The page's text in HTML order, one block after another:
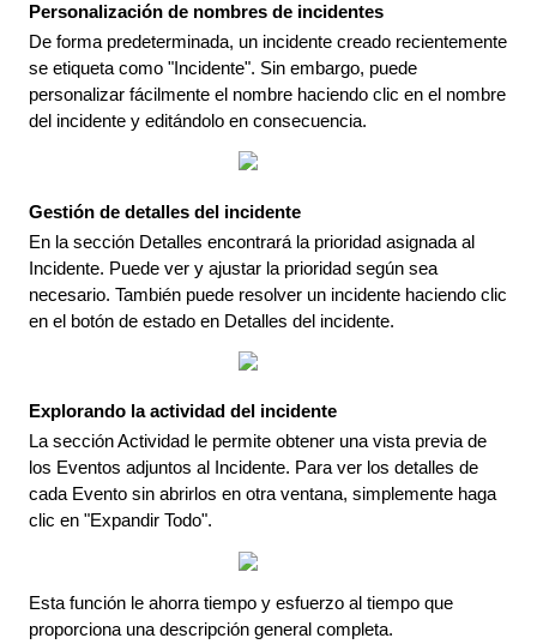
Personalización de nombres de incidentes
De forma predeterminada, un incidente creado recientemente
se etiqueta como " Incidente". Sin embargo, puede
personalizar fácilmente el nombre haciendo clic en el nombre
del incidente y editándolo en consecuencia.
Gestión de detalles del incidente
En la sección Detalles encontrará la prioridad asignada al
Incidente. Puede ver y ajustar la prioridad según sea
necesario. También puede resolver un incidente haciendo clic
en el botón de estado en Detalles del incidente.
Explorando la actividad del incidente
La secciónActividad le permite obtener una vista previa de
los Eventos adjuntos al Incidente. Para ver los detalles de
cada Evento sin abrirlos en otra ventana, simplemente haga
clic en "Expandir Todo".
Esta función le ahorra tiempo y esfuerzo al tiempo que
proporciona una descripción general completa.